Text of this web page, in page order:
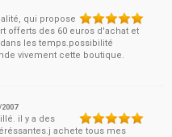
qui propose
offerts des 60 euros d'achat et
les temps.possibilité
vivement cette boutique.
2007
il y a des
achete tous mes